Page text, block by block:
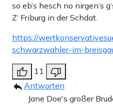
so eb’s hesch no nirgen‘s
Z‘ Friburg in der Schdat.
https://
schwarzwahler-im-
11
Antworten
Jane Doe's großer